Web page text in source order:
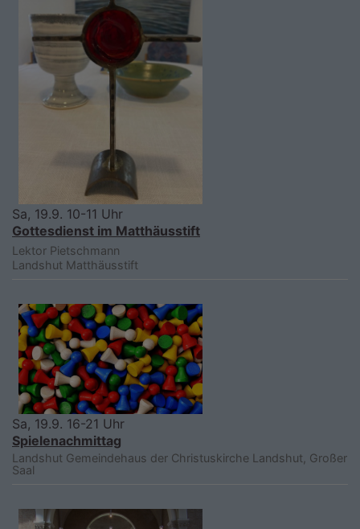
Sa, 19.9. 10-11 Uhr
Gottesdienst im Matthäusstift
Lektor Pietschmann
Landshut Matthäusstift
Sa, 19.9. 16-21 Uhr
Spielenachmittag
Landshut Gemeindehaus der Christuskirche Landshut, Großer
Saal